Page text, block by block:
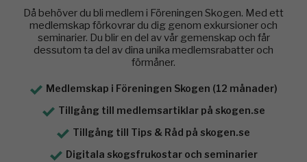
Då behöver du bli medlem i Föreningen Skogen. Med ett
medlemskap förkovrar du dig genom exkursioner och
seminarier. Du blir en del av vår gemenskap och får
dessutom ta del av dina unika medlemsrabatter och
förmåner.
Medlemskap i Föreningen Skogen (12 månader)
Tillgång till medlemsartiklar på skogen.se
Tillgång till Tips & Råd på skogen.se
Digitala skogsfrukostar och seminarier